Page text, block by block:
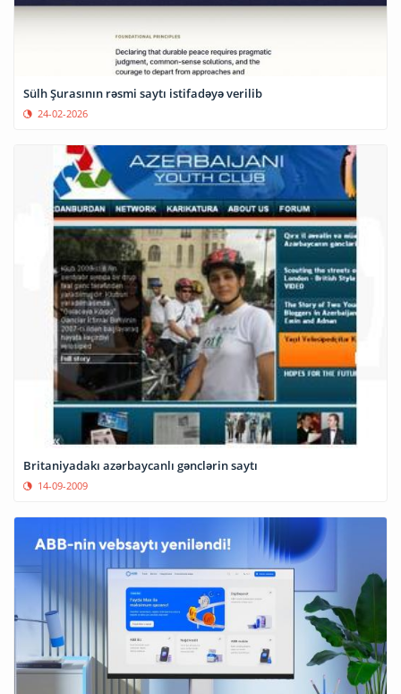
Sülh Şurasının rəsmi saytı istifadəyə verilib
24-02-2026
Britaniyadakı azərbaycanlı gənclərin saytı
14-09-2009